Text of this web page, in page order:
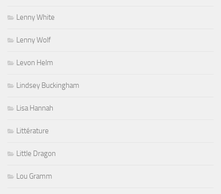
Lenny White
Lenny Wolf
Levon Helm
Lindsey Buckingham
Lisa Hannah
Littérature
Little Dragon
Lou Gramm